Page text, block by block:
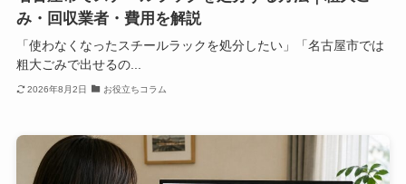
み・回収業者・費用を解説
「使わなくなったスチールラックを処分したい」「名古屋市では
粗大ごみで出せるの...
2026年8月2日 お役立ちコラム